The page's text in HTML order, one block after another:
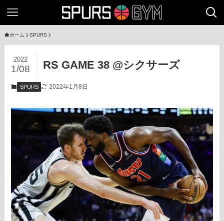
ホーム SPURS
RS GAME 38 @シクサーズ
2022
1/08
SPURS 2022年1月8日